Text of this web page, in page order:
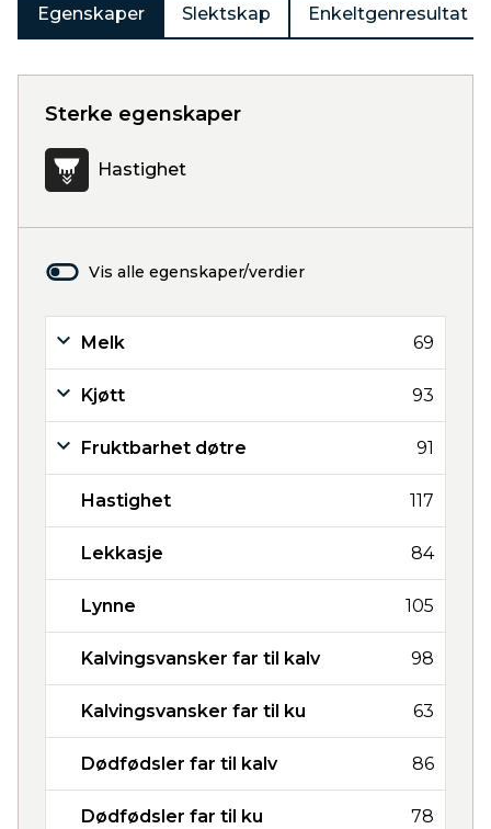
Egenskaper Slektskap Enkeltgenresultat
Sterke egenskaper
Hastighet
Vis alle egenskaper/verdier
Melk 69
Kjøtt 93
Fruktbarhet døtre 91
Hastighet 117
Lekkasje 84
Lynne 105
Kalvingsvansker far til kalv 98
Kalvingsvansker far til ku 63
Dødfødsler far til kalv 86
Dødfødsler far til ku 78